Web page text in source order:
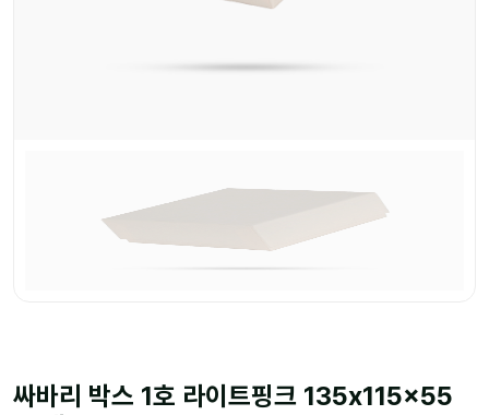
싸바리 박스 1호 라이트핑크 135x115x55